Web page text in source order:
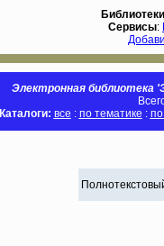
Библиотеки
Сервисы:
Электронная библиотека
Каталоги: все : по тематике :